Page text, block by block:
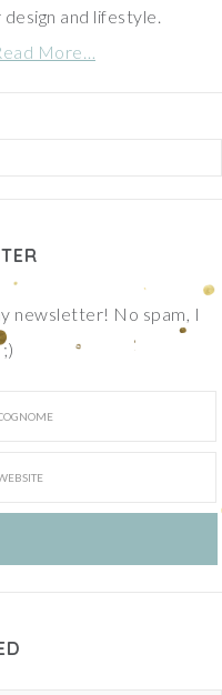
and lifestyle.
More…
newsletter! No spam, I